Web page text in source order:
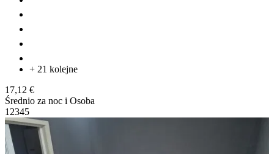
+ 21 kolejne
17,12 €
Średnio za noc i Osoba
1 2345